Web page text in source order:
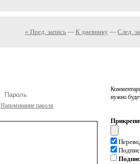
« Пред. запись — К дневнику — След.
Напоминание пароля
нужно